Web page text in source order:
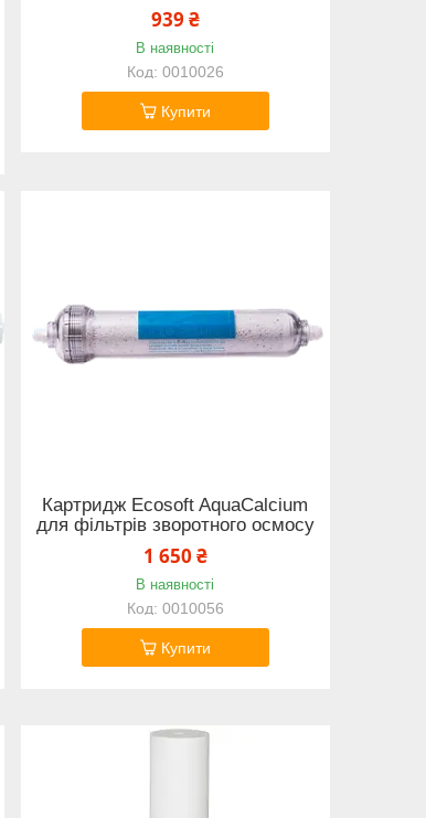
939 ₴
В наявності
0010026
Купити
Картридж Ecosoft AquaCalcium
для фільтрів зворотного осмосу
1 650 ₴
В наявності
0010056
Купити